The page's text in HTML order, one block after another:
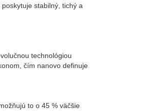
stabilný, tichý a
technológiou
čím nanovo definuje
to o 45 % väčšie